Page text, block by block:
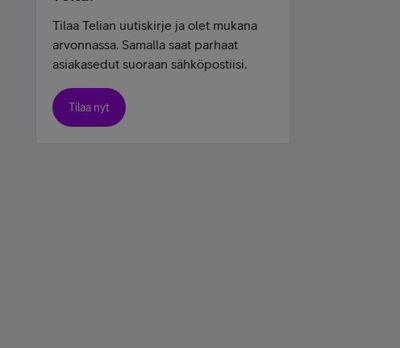
Tilaa Telian uutiskirje ja olet mukana
arvonnassa. Samalla saat parhaat
asiakasedut suoraan sähköpostiisi.
Tilaa nyt